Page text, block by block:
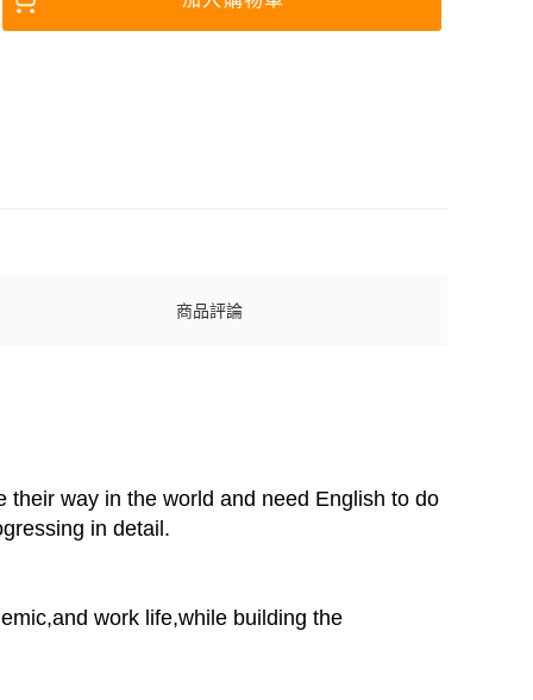
商品評論
way in the world and need English to do
in detail.
work life,while building the